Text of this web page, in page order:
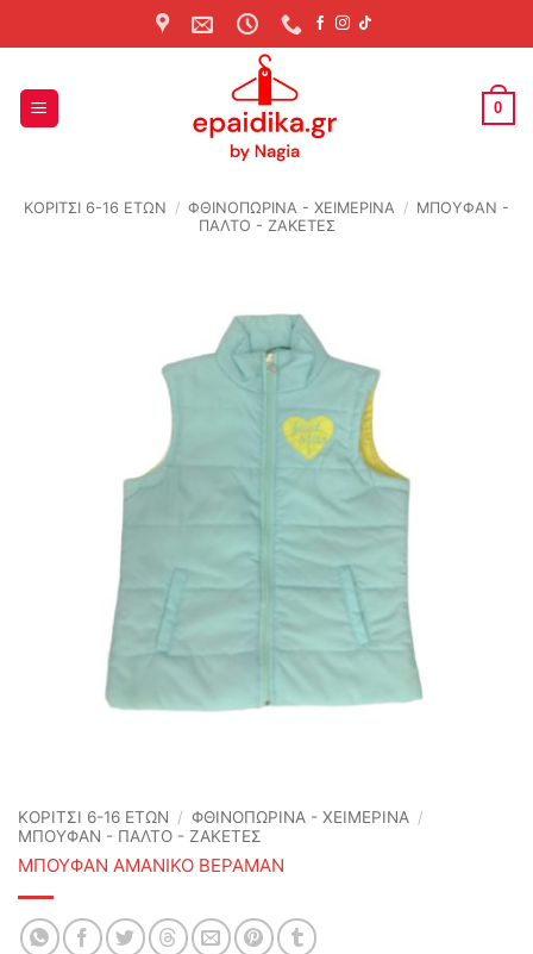
to
0
ΚΟΡΙΤΣΙ 6-16 ΕΤΩΝ / ΦΘΙΝΟΠΩΡΙΝΆ - ΧΕΙΜΕΡΙΝΆ / ΜΠΟΥΦΑΝ -
ΠΑΛΤΟ - ΖΑΚΕΤΕΣ
ΚΟΡΙΤΣΙ 6-16 ΕΤΩΝ / ΦΘΙΝΟΠΩΡΙΝΆ - ΧΕΙΜΕΡΙΝΆ /
ΜΠΟΥΦΑΝ - ΠΑΛΤΟ - ΖΑΚΕΤΕΣ
ΜΠΟΥΦΑΝ ΑΜΑΝΙΚΟ ΒΕΡΑΜΑΝ